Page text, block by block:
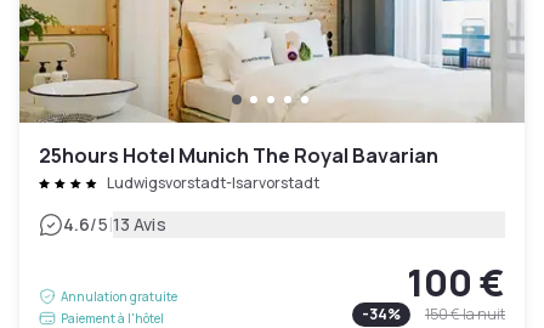
25hours Hotel Munich The Royal Bavarian
Ludwigsvorstadt-Isarvorstadt
4.6/5|13 Avis
Annulation gratuite
Paiement à l'hôtel
100 €
-34% 150 €la nuit